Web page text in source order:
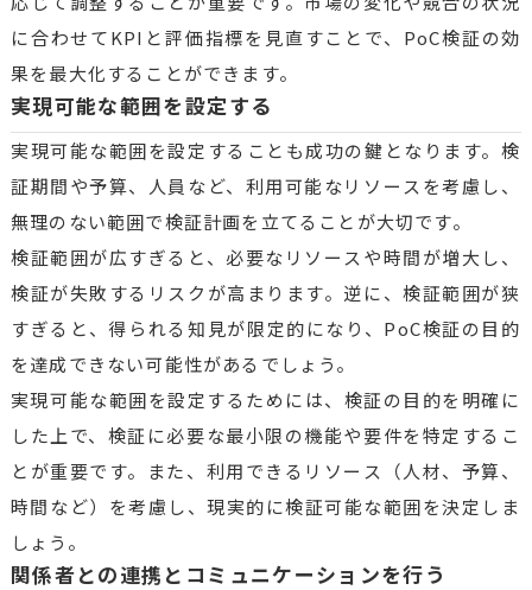
に合わせてKPIと評価指標を見直すことで、PoC検証の効
果を最大化することができます。
実現可能な範囲を設定する
実現可能な範囲を設定することも成功の鍵となります。検
証期間や予算、人員など、利用可能なリソースを考慮し、
無理のない範囲で検証計画を立てることが大切です。
検証範囲が広すぎると、必要なリソースや時間が増大し、
検証が失敗するリスクが高まります。逆に、検証範囲が狭
すぎると、得られる知見が限定的になり、PoC検証の目的
を達成できない可能性があるでしょう。
実現可能な範囲を設定するためには、検証の目的を明確に
した上で、検証に必要な最小限の機能や要件を特定するこ
とが重要です。また、利用できるリソース（人材、予算、
時間など）を考慮し、現実的に検証可能な範囲を決定しま
しょう。
関係者との連携とコミュニケーションを行う